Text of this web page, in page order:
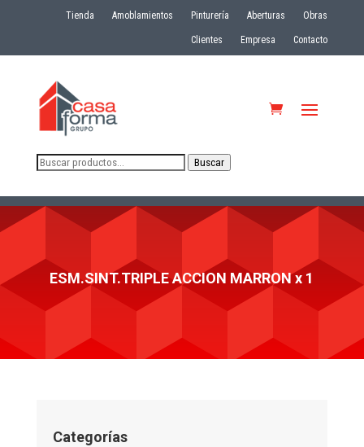
Tienda Amoblamientos Pinturería Aberturas Obras
Clientes Empresa Contacto
Buscar
Buscar
ESM.SINT.TRIPLE ACCION MARRON x 1
Categorías